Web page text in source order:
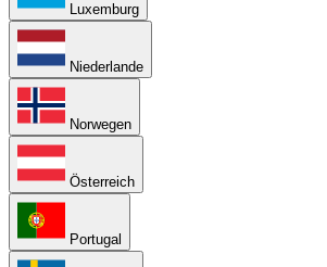
Luxemburg
Niederlande
Norwegen
Österreich
Portugal